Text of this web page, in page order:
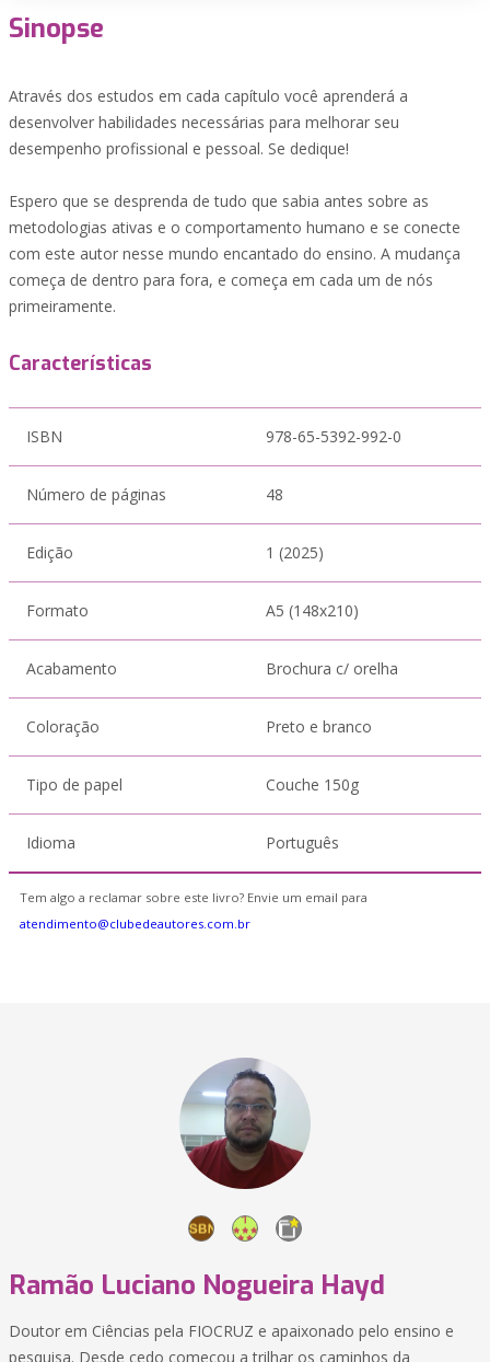
Sinopse
Através dos estudos em cada capítulo você aprenderá a
desenvolver habilidades necessárias para melhorar seu
desempenho profissional e pessoal. Se dedique!
Espero que se desprenda de tudo que sabia antes sobre as
metodologias ativas e o comportamento humano e se conecte
com este autor nesse mundo encantado do ensino. A mudança
começa de dentro para fora, e começa em cada um de nós
primeiramente.
Características
ISBN 978-65-5392-992-0
Número de páginas 48
Edição 1 (2025)
Formato A5 (148x210)
Acabamento Brochura c/ orelha
Coloração Preto e branco
Tipo de papel Couche 150g
Idioma Português
Tem algo a reclamar sobre este livro? Envie um email para
atendimento@clubedeautores.com.br
Ramão Luciano Nogueira Hayd
Doutor em Ciências pela FIOCRUZ e apaixonado pelo ensino e
pesquisa. Desde cedo começou a trilhar os caminhos da